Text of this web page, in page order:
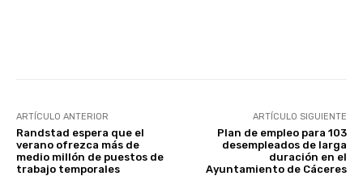
ARTÍCULO ANTERIOR
Randstad espera que el
verano ofrezca más de
medio millón de puestos de
trabajo temporales
ARTÍCULO SIGUIENTE
Plan de empleo para 103
desempleados de larga
duración en el
Ayuntamiento de Cáceres